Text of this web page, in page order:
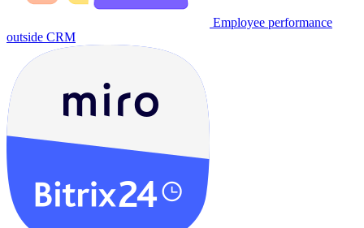
Employee performance
outside CRM